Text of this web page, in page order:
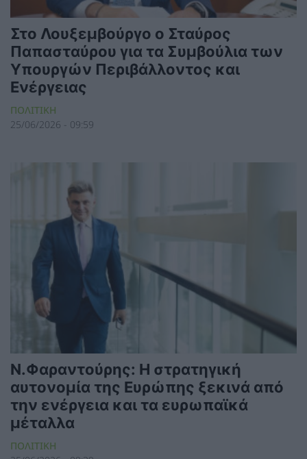
Στο Λουξεμβούργο ο Σταύρος
Παπασταύρου για τα Συμβούλια των
Υπουργών Περιβάλλοντος και
Ενέργειας
ΠΟΛΙΤΙΚΗ
25/06/2026 - 09:59
Ν.Φαραντούρης: Η στρατηγική
αυτονομία της Ευρώπης ξεκινά από
την ενέργεια και τα ευρωπαϊκά
μέταλλα
ΠΟΛΙΤΙΚΗ